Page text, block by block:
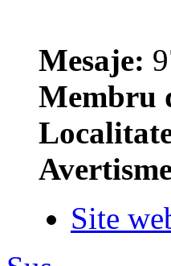
Mesaje:
Membru
Site